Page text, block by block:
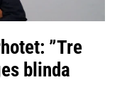
”Tre
blinda